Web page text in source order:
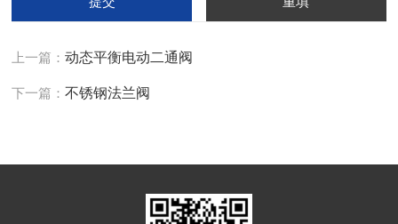
上一篇：动态平衡电动二通阀
下一篇：不锈钢法兰阀